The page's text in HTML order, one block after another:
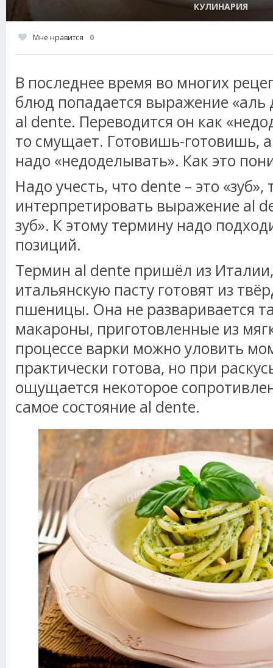
КУЛИНАРИЯ
Мне нравится 0
В последнее время во многих
блюд попадается выражение «аль
al dente. Переводится он как
то смущает. Готовишь-готовишь,
надо «недоделывать». Как это
Надо учесть, что dente – это
интерпретировать выражение al
зуб». К этому термину надо
позиций.
Термин al dente пришёл из
итальянскую пасту готовят из
пшеницы. Она не разваривается
макароны, приготовленные из
процессе варки можно уловить
практически готова, но при
ощущается некоторое
самое состояние al dente.